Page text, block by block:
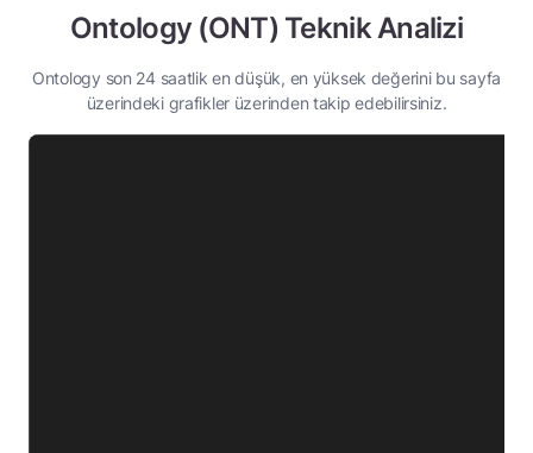
Ontology (ONT) Teknik Analizi
Ontology son 24 saatlik en düşük, en yüksek değerini bu sayfa
üzerindeki grafikler üzerinden takip edebilirsiniz.